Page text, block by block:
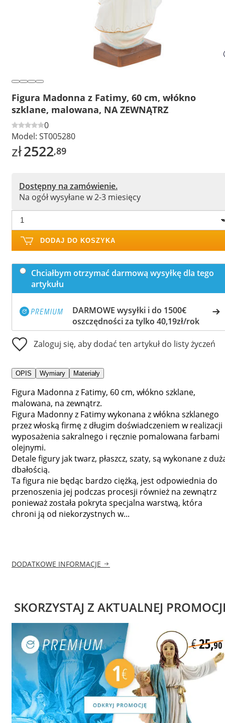
Figura Madonna z Fatimy, 60 cm, włókno
szklane, malowana, NA ZEWNĄTRZ
0
Model: ST005280
zł2522,89
Dostępny na zamówienie.
Na ogół wysyłane w 2-3 miesięcy
DODAJ DO KOSZYKA
Chciałbym otrzymać darmową wysyłkę dla tego
artykułu
DARMOWE wysyłki i do 1500€
oszczędności za tylko 40,19zł/rok
Zaloguj się, aby dodać ten artykuł do listy życzeń
OPIS Wymiary Materiały
Figura Madonna z Fatimy, 60 cm, włókno szklane,
malowana, na zewnątrz.
Figura Madonny z Fatimy wykonana z włókna szklanego
przez włoską firmę z długim doświadczeniem w realizacji
wyposażenia sakralnego i ręcznie pomalowana farbami
olejnymi.
Detale figury jak twarz, płaszcz, szaty, są wykonane z
dbałością.
Ta figura nie będąc bardzo ciężką, jest odpowiednia do
przenoszenia jej podczas procesji również na zewnątrz
ponieważ została pokryta specjalna warstwą, która
chroni ją od niekorzystnych w...
DODATKOWE INFORMACJE
SKORZYSTAJ Z AKTUALNEJ